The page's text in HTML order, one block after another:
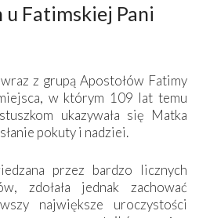
Fatimskiej Pani
z grupą Apostołów Fatimy
w którym 109 lat temu
ukazywała się Matka
pokuty i nadziei.
przez bardzo licznych
zdołała jednak zachować
największe uroczystości